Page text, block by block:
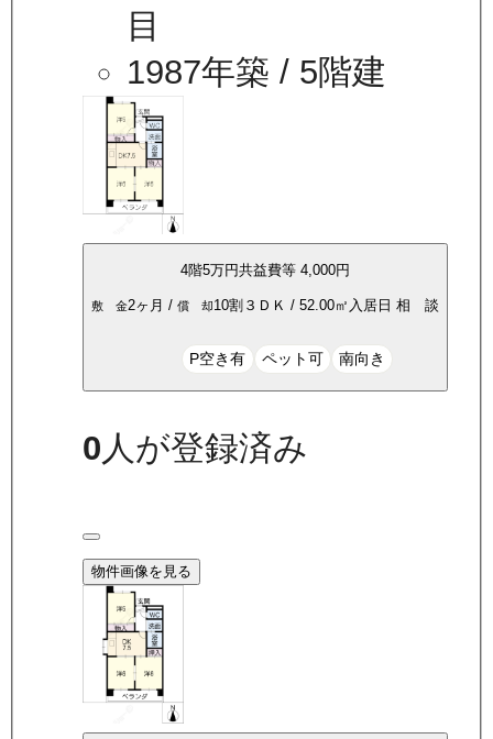
目
1987年築 / 5階建
4階5万円共益費等4,000円
敷 金2ヶ月 /償 却10割 ３ＤＫ /52.00㎡ 入居日相 談
P空き有 ペット可 南向き
0人が登録済み
物件画像を見る